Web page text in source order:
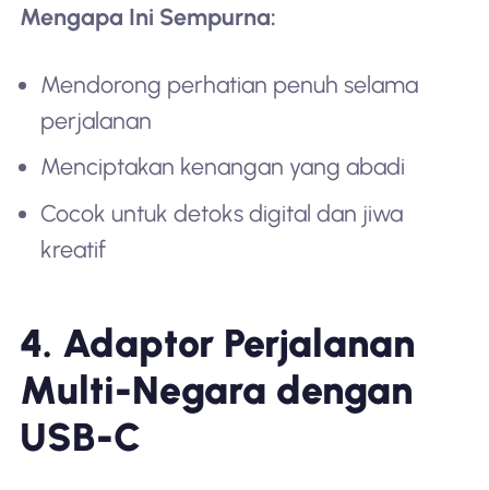
Mengapa Ini Sempurna:
Mendorong perhatian penuh selama
perjalanan
Menciptakan kenangan yang abadi
Cocok untuk detoks digital dan jiwa
kreatif
4. Adaptor Perjalanan
Multi-Negara dengan
USB-C